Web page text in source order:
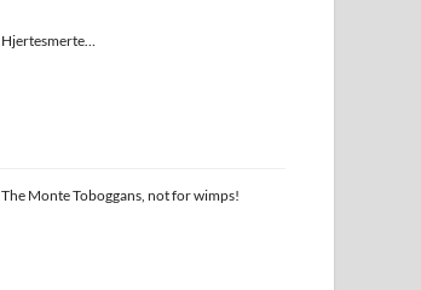
Hjertesmerte…
The Monte Toboggans, not for wimps!